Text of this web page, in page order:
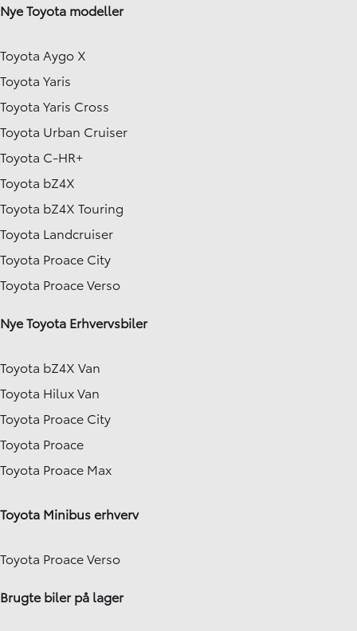
Nye Toyota modeller
Toyota Aygo X
Toyota Yaris
Toyota Yaris Cross
Toyota Urban Cruiser
Toyota C-HR+
Toyota bZ4X
Toyota bZ4X Touring
Toyota Landcruiser
Toyota Proace City
Toyota Proace Verso
Nye Toyota Erhvervsbiler
Toyota bZ4X Van
Toyota Hilux Van
Toyota Proace City
Toyota Proace
Toyota Proace Max
Toyota Minibus erhverv
Toyota Proace Verso
Brugte biler på lager